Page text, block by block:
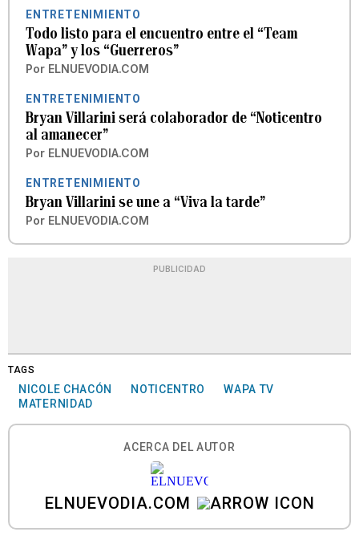
ENTRETENIMIENTO
Todo listo para el encuentro entre el “Team
Wapa” y los “Guerreros”
Por ELNUEVODIA.COM
ENTRETENIMIENTO
Bryan Villarini será colaborador de “Noticentro
al amanecer”
Por ELNUEVODIA.COM
ENTRETENIMIENTO
Bryan Villarini se une a “Viva la tarde”
Por ELNUEVODIA.COM
PUBLICIDAD
TAGS
NICOLE CHACÓN NOTICENTRO
WAPA TV
MATERNIDAD
ACERCA DEL AUTOR
ELNUEVODIA.COM